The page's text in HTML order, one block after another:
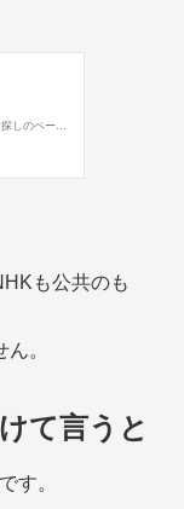
も公共のも
。
て言うと
す。